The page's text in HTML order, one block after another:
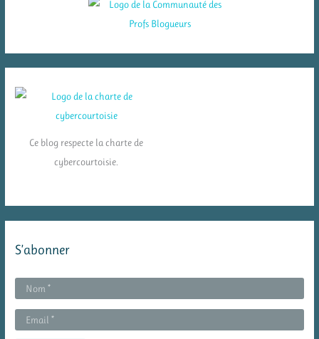
Ce blog respecte la charte de
cybercourtoisie.
S’abonner